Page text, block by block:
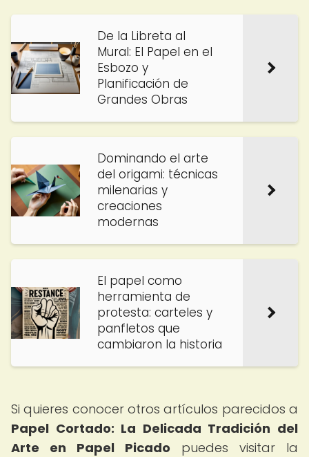
De la Libreta al
Mural: El Papel en el
Esbozo y
Planificación de
Grandes Obras
Dominando el arte
del origami: técnicas
milenarias y
creaciones
modernas
El papel como
herramienta de
protesta: carteles y
panfletos que
cambiaron la historia
Si quieres conocer otros artículos parecidos a
Papel Cortado: La Delicada Tradición del
Arte en Papel Picado puedes visitar la